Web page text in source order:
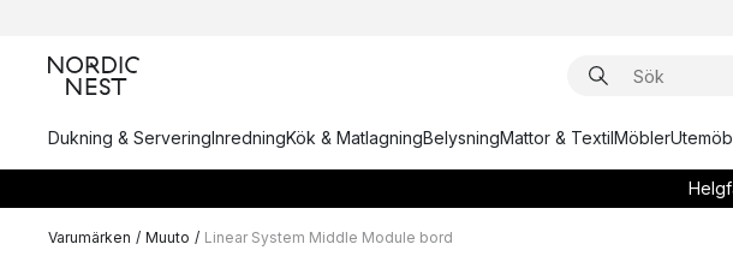
Dukning & ServeringInredningKök & MatlagningBelysningMattor & TextilMöbler
Varumärken / Muuto / Linear System Middle Module bord